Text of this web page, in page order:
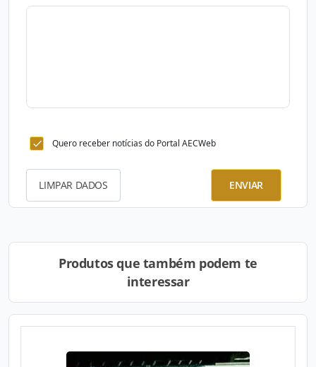
Quero receber notícias do Portal AECWeb
LIMPAR DADOS ENVIAR
Produtos que também podem te
interessar